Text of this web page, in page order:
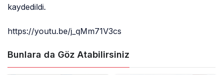
kaydedildi.
https://youtu.be/j_qMm71V3cs
Bunlara da Göz Atabilirsiniz